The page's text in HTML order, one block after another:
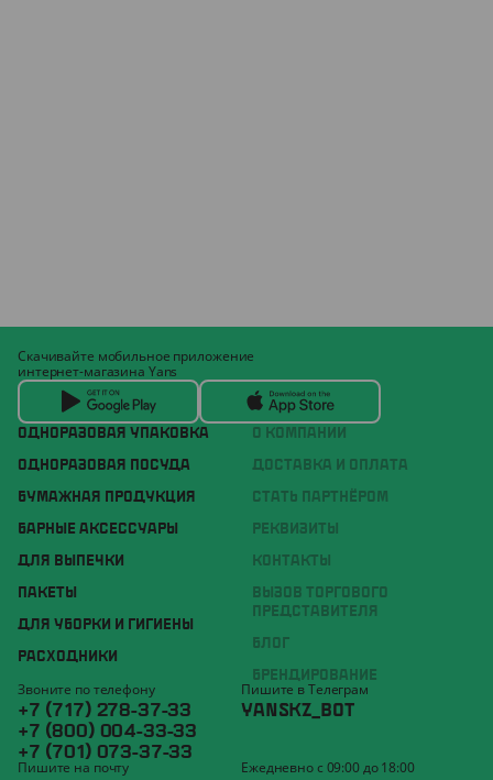
ОДНОРАЗОВАЯ УПАКОВКА
ОДНОРАЗОВАЯ ПОСУДА
БУМАЖНАЯ ПРОДУКЦИЯ
БАРНЫЕ АКСЕССУАРЫ
ДЛЯ ВЫПЕЧКИ
ПАКЕТЫ
ДЛЯ УБОРКИ И ГИГИЕНЫ
РАСХОДНИКИ
О КОМПАНИИ
ДОСТАВКА И ОПЛАТА
СТАТЬ ПАРТНЁРОМ
РЕКВИЗИТЫ
КОНТАКТЫ
ВЫЗОВ ТОРГОВОГО
ПРЕДСТАВИТЕЛЯ
БЛОГ
БРЕНДИРОВАНИЕ
Скачивайте мобильное приложение
интернет-магазина Yans
Звоните по телефону
+7 (717) 278-37-33
+7 (800) 004-33-33
+7 (701) 073-37-33
Пишите в Телеграм
YANSKZ_BOT
Пишите на почту Ежедневно с 09:00 до 18:00